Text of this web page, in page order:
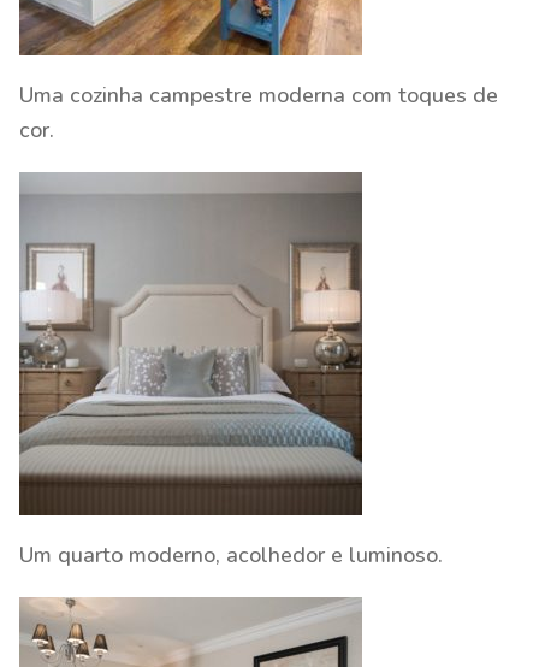
Uma cozinha campestre moderna com toques de
cor.
Um quarto moderno, acolhedor e luminoso.